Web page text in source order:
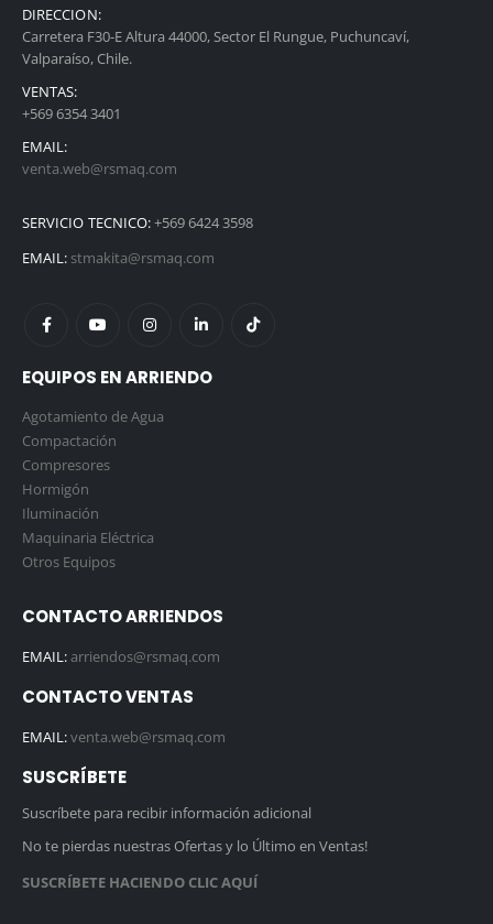
DIRECCION:
Carretera F30-E Altura 44000, Sector El Rungue, Puchuncaví,
Valparaíso, Chile.
VENTAS:
+569 6354 3401
EMAIL:
venta.web@rsmaq.com
SERVICIO TECNICO:+569 6424 3598
EMAIL: stmakita@rsmaq.com
EQUIPOS EN ARRIENDO
Agotamiento de Agua
Compactación
Compresores
Hormigón
Iluminación
Maquinaria Eléctrica
Otros Equipos
CONTACTO ARRIENDOS
EMAIL:arriendos@rsmaq.com
CONTACTO VENTAS
EMAIL:venta.web@rsmaq.com
SUSCRÍBETE
Suscríbete para recibir información adicional
No te pierdas nuestras Ofertas y lo Último en Ventas!
SUSCRÍBETE HACIENDO CLIC AQUÍ